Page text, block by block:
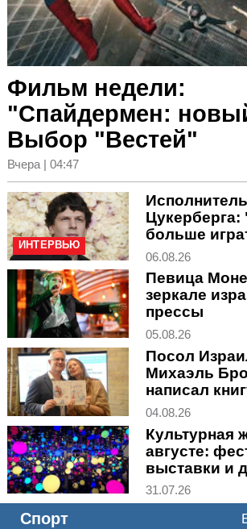
Фильм недели:
"Спайдермен:
Выбор "Вестей"
Вчера | 04:47
ИНТЕРВЬЮ
Цукерберга:
больше
06.08.26
Певица
зеркале
прессы
05.08.26
Посол
Михаэль
написал
украински
04.08.26
Культурная
августе:
выставки и
всей семьи
31.07.26
Спорт